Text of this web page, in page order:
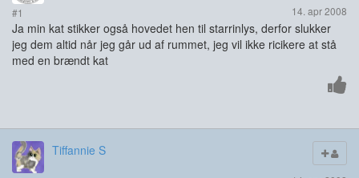
#1 14. apr 2008
Ja min kat stikker også hovedet hen til starrinlys, derfor slukker
jeg dem altid når jeg går ud af rummet, jeg vil ikke ricikere at stå
med en brændt kat
Tiffannie S